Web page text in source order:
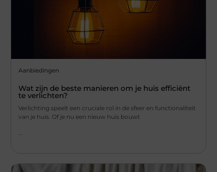
Aanbiedingen
Wat zijn de beste manieren om je huis efficiënt
te verlichten?
Verlichting speelt een cruciale rol in de sfeer en functionaliteit
van je huis. Of je nu een nieuw huis bouwt